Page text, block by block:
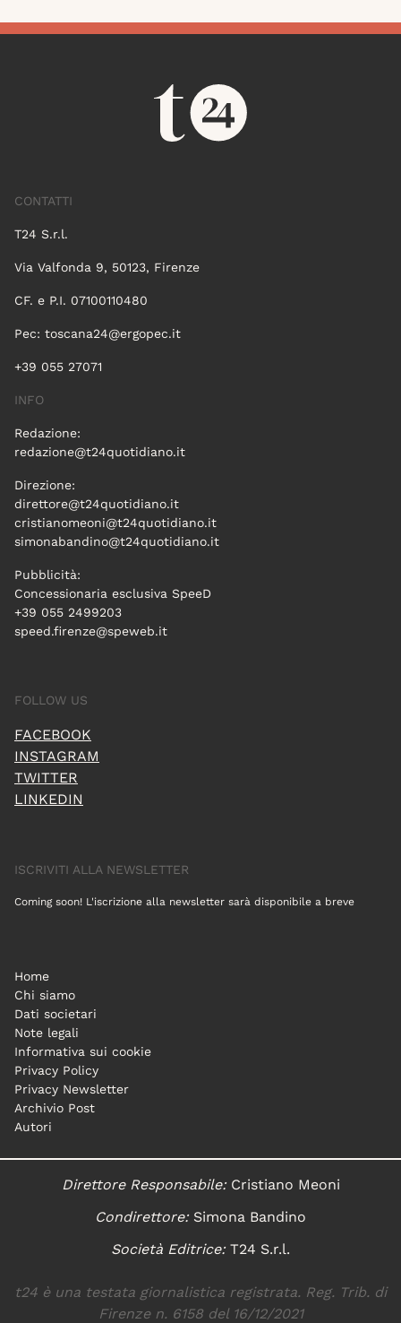
CONTATTI
T24 S.r.l.
Via Valfonda 9, 50123, Firenze
CF. e P.I. 07100110480
Pec: toscana24@ergopec.it
+39 055 27071
INFO
Redazione:
redazione@t24quotidiano.it
Direzione:
direttore@t24quotidiano.it
cristianomeoni@t24quotidiano.it
simonabandino@t24quotidiano.it
Pubblicità:
Concessionaria esclusiva SpeeD
+39 055 2499203
speed.firenze@speweb.it
FOLLOW US
FACEBOOK
INSTAGRAM
TWITTER
LINKEDIN
ISCRIVITI ALLA NEWSLETTER
Coming soon! L'iscrizione alla newsletter sarà disponibile a breve
Home
Chi siamo
Dati societari
Note legali
Informativa sui cookie
Privacy Policy
Privacy Newsletter
Archivio Post
Autori
Direttore Responsabile:Cristiano Meoni
Condirettore:Simona Bandino
Società Editrice:T24 S.r.l.
t24 è una testata giornalistica registrata. Reg. Trib. di
Firenze n. 6158 del 16/12/2021